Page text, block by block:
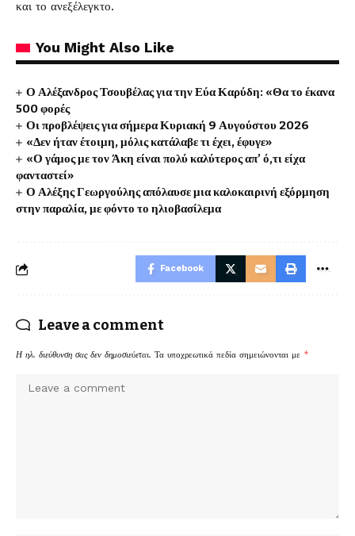
και το ανεξέλεγκτο.
You Might Also Like
Ο Αλέξανδρος Τσουβέλας για την Εύα Καρύδη: «Θα το έκανα
500 φορές
Οι προβλέψεις για σήμερα Κυριακή 9 Αυγούστου 2026
«Δεν ήταν έτοιμη, μόλις κατάλαβε τι έχει, έφυγε»
«Ο γάμος με τον Άκη είναι πολύ καλύτερος απ’ ό,τι είχα
φανταστεί»
Ο Αλέξης Γεωργούλης απόλαυσε μια καλοκαιρινή εξόρμηση
στην παραλία, με φόντο το ηλιοβασίλεμα
Facebook
Leave a comment
Η ηλ. διεύθυνση σας δεν δημοσιεύεται. Τα υποχρεωτικά πεδία σημειώνονται με *